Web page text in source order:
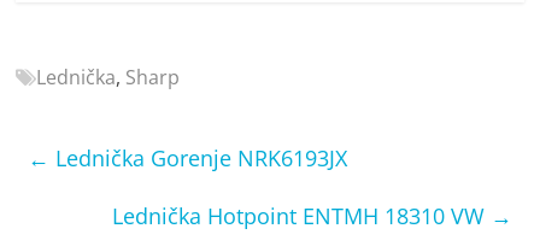
Lednička, Sharp
← Lednička Gorenje NRK6193JX
Lednička Hotpoint ENTMH 18310 VW →